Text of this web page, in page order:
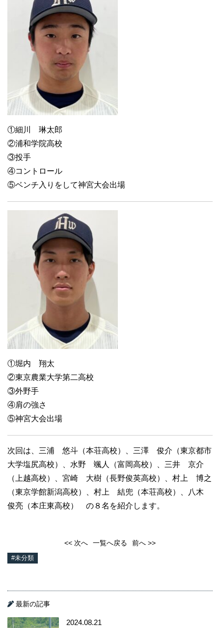
①細川 琳太郎
②浦和学院高校
③投手
④コントロール
⑤ベンチ入りをして神宮大会出場
①堀内 翔太
②東京農業大学第二高校
③外野手
④肩の強さ
⑤神宮大会出場
次回は、三浦 悠斗（本荘高校）、三澤 俊介（東京都市
大学塩尻高校）、水野 颯人（富岡高校）、三井 京介
（上越高校）、宮崎 大樹（長野俊英高校）、村上 博之
（東京学館新潟高校）、村上 結兜（本荘高校）、八木
俊亮（本庄東高校） の８名を紹介します。
<< 次へ 一覧へ戻る 前へ >>
#未分類
最新の記事
2024.08.21